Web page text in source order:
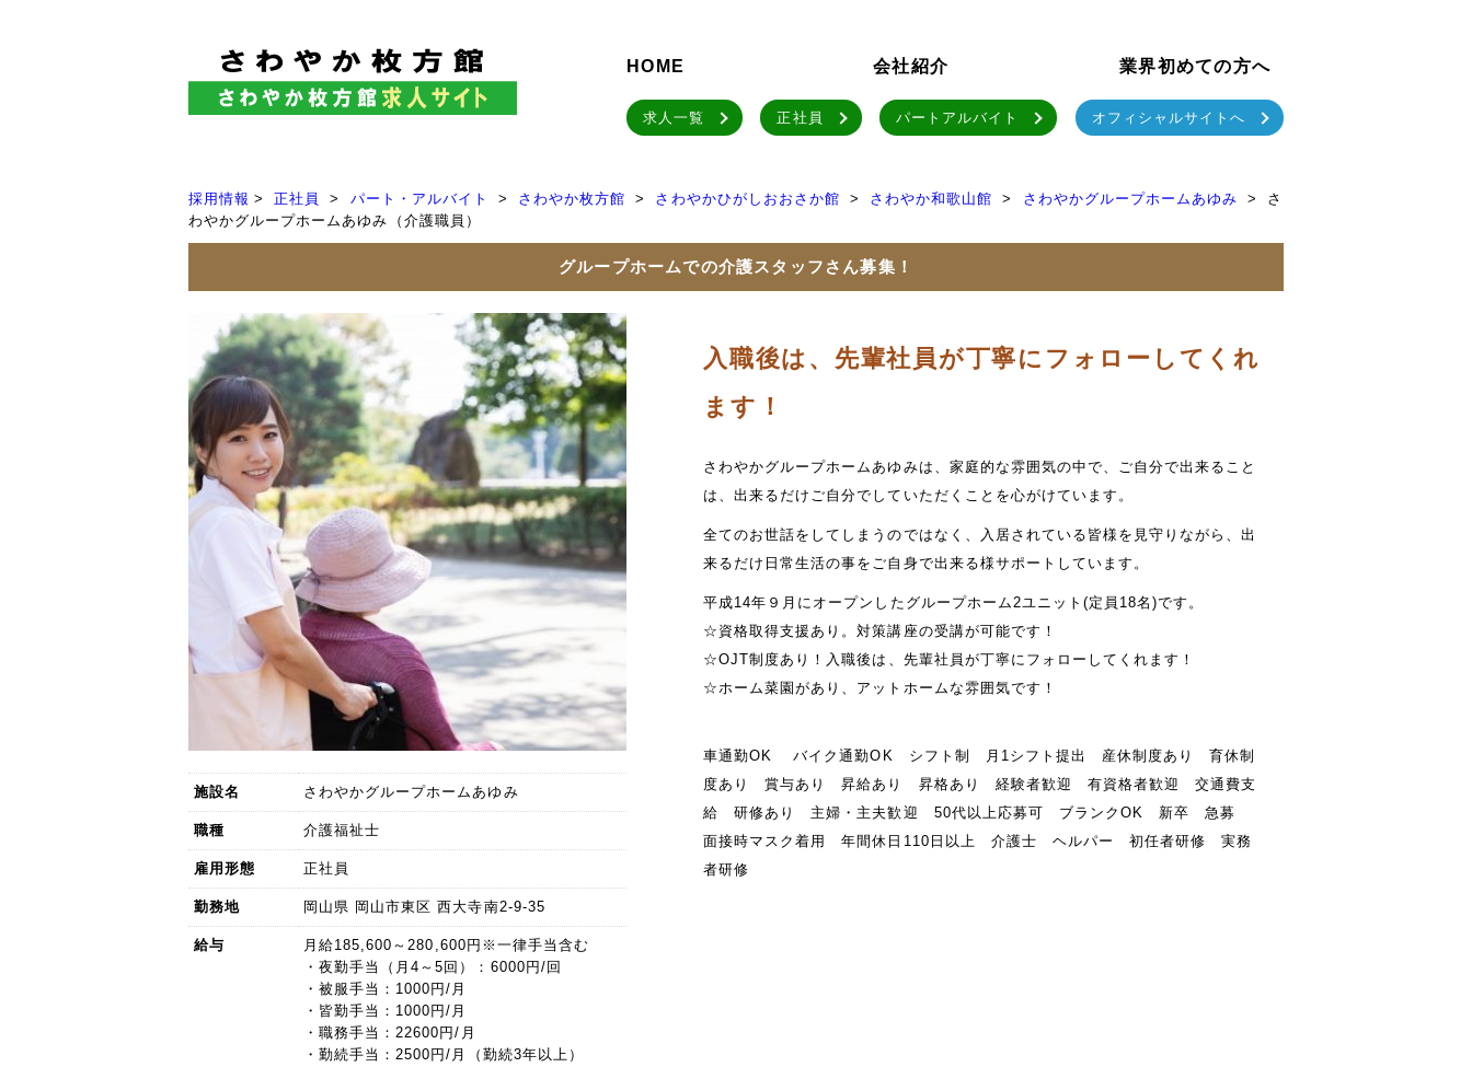
HOME 会社紹介 業界初めての方へ
求人一覧 正社員 パートアルバイト オフィシャルサイトへ
採用情報 正社員 パート・アルバイト さわやか枚方館 さわやかひがしおおさか館 さわやか和歌山館 さわやかグループホームあゆみ
さ
わやかグループホームあゆみ（介護職員）
グループホームでの介護スタッフさん募集！
施設名 さわやかグループホームあゆみ
職種 介護福祉士
雇用形態 正社員
勤務地 岡山県 岡山市東区 西大寺南2-9-35
給与
月給185,600～280,600円※一律手当含む
・夜勤手当（月4～5回）：6000円/回
・被服手当：1000円/月
・皆勤手当：1000円/月
・職務手当：22600円/月
・勤続手当：2500円/月（勤続3年以上）
入職後は、先輩社員が丁寧にフォローしてくれ
ます！
さわやかグループホームあゆみは、家庭的な雰囲気の中で、ご自分で出来ること
は、出来るだけご自分でしていただくことを心がけています。
全てのお世話をしてしまうのではなく、入居されている皆様を見守りながら、出
来るだけ日常生活の事をご自身で出来る様サポートしています。
平成14年９月にオープンしたグループホーム2ユニット(定員18名)です。
☆資格取得支援あり。対策講座の受講が可能です！
☆OJT制度あり！入職後は、先輩社員が丁寧にフォローしてくれます！
☆ホーム菜園があり、アットホームな雰囲気です！
車通勤OK バイク通勤OK シフト制 月1シフト提出 産休制度あり 育休制
度あり 賞与あり 昇給あり 昇格あり 経験者歓迎 有資格者歓迎 交通費支
給 研修あり 主婦・主夫歓迎 50代以上応募可 ブランクOK 新卒 急募
面接時マスク着用 年間休日110日以上 介護士 ヘルパー 初任者研修 実務
者研修